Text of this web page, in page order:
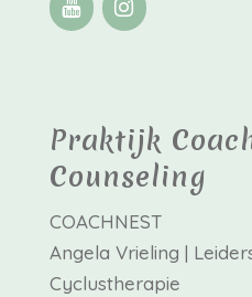
Praktijk
Counseling
COACHNEST
Angela Vrieling |
Cyclustherapie